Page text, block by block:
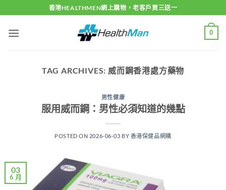
to
content
香港HEALTHMEN網上購物，老客戶買三送一
0
TAG ARCHIVES: 威而鋼香港處方藥物
男性健康
服用威而鋼：男性必須知道的幾點
POSTED ON 2026-06-03 BY 香港保健品網購
03
6 月